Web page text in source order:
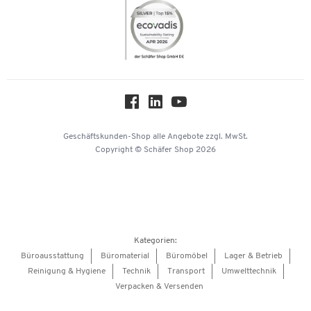
Geschäftskunden-Shop alle Angebote zzgl. MwSt.
Copyright © Schäfer Shop 2026
Kategorien:
Büroausstattung
Büromaterial Büromöbel
Lager & Betrieb
Reinigung & Hygiene
Technik Transport
Umwelttechnik
Verpacken & Versenden